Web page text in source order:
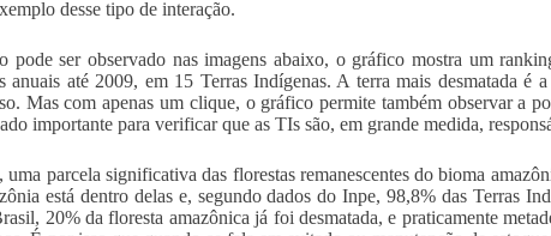
desse tipo de interação.
pode ser observado nas imagens abaixo, o gráfico mostra um
anuais até 2009, em 15 Terras Indígenas. A terra mais desmatada
Mas com apenas um clique, o gráfico permite também observar a
importante para verificar que as TIs são, em grande medida,
uma parcela significativa das florestas remanescentes do bioma
está dentro delas e, segundo dados do Inpe, 98,8% das Terras
20% da floresta amazônica já foi desmatada, e praticamente